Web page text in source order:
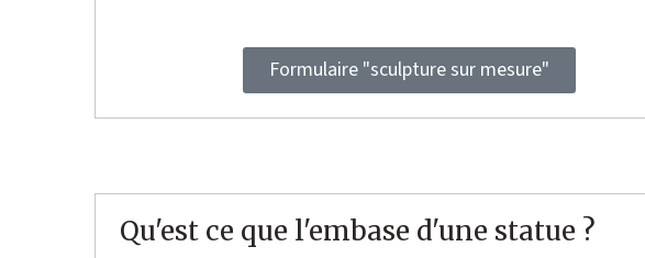
Formulaire "sculpture sur mesure"
Qu'est ce que l'embase d'une statue ?